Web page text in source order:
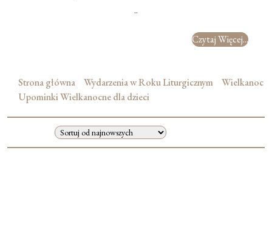
Kontakt
Blog
Moje konto
..
Czytaj Więcej...
Strona główna Wydarzenia w Roku Liturgicznym
Wielkanoc
Upominki Wielkanocne dla dzieci